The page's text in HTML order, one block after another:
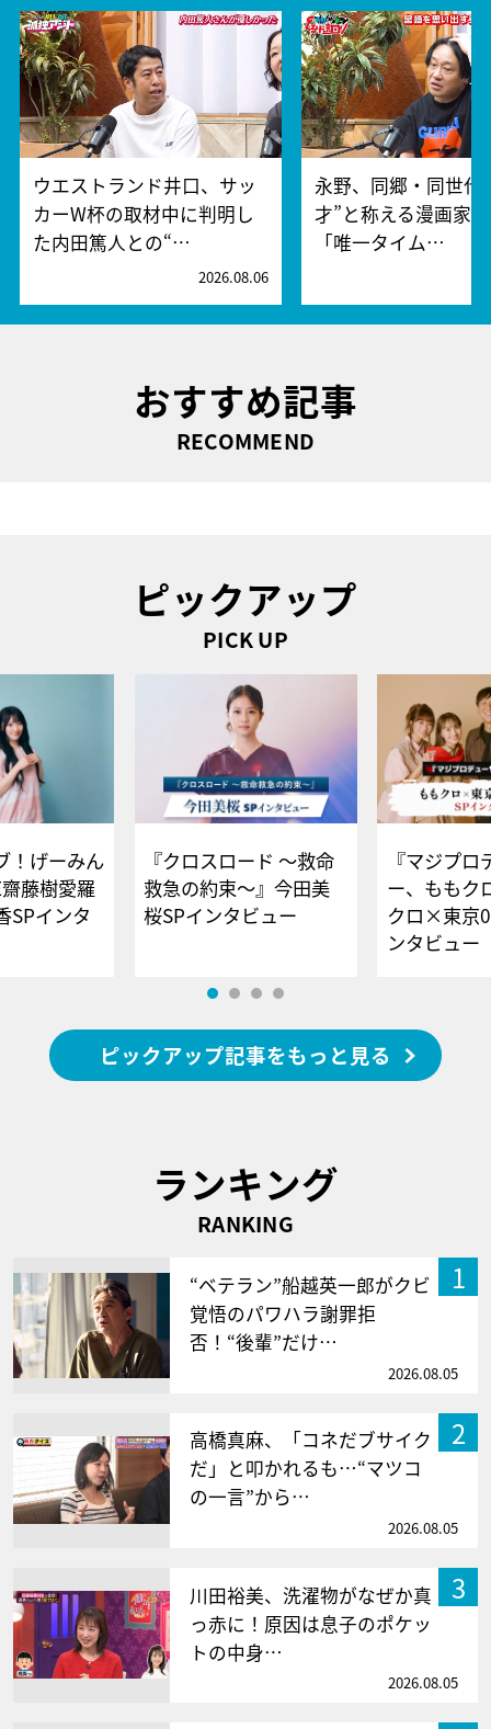
ウエストランド井口、サッ
カーW杯の取材中に判明し
た内田篤人との“…
2026.08.06
永野、同郷・同世代
才”と称える漫画家
「唯一タイム…
おすすめ記事
RECOMMEND
ピックアップ
PICK UP
！げーみん
藤樹愛羅
SPインタ
『クロスロード ～救命
救急の約束～』今田美
桜SPインタビュー
『マジプロ
ー、ももク
クロ×東京
ンタビュー
ピックアップ記事をもっと見る
ランキング
RANKING
1
“ベテラン”船越英一郎がクビ
覚悟のパワハラ謝罪拒
否！“後輩”だけ…
2026.08.05
2
高橋真麻、「コネだブサイク
だ」と叩かれるも…“マツコ
の一言”から…
2026.08.05
3
川田裕美、洗濯物がなぜか真
っ赤に！原因は息子のポケッ
トの中身…
2026.08.05